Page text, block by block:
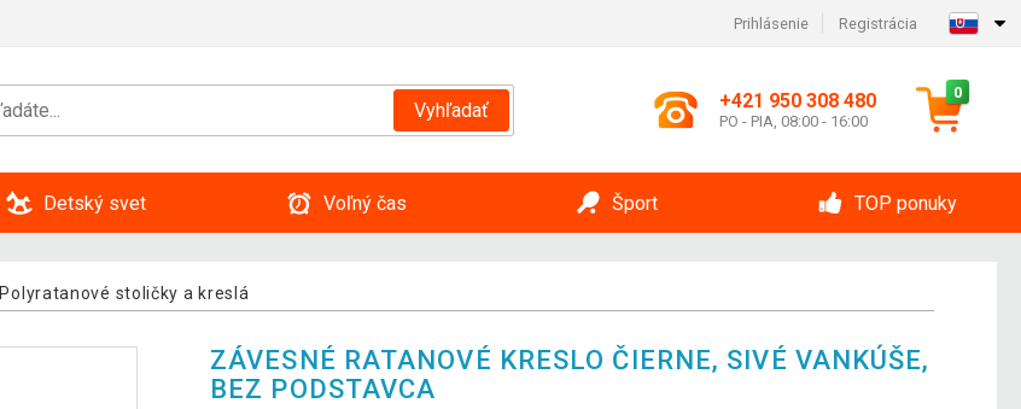
Prihlásenie Registrácia
Vyhľadať +421 950 308 480
PO - PIA, 08:00 - 16:00
0
Detský svet Voľný čas Šport TOP ponuky
Polyratanové stoličky a kreslá
ZÁVESNÉ RATANOVÉ KRESLO ČIERNE, SIVÉ VANKÚŠE,
BEZ PODSTAVCA